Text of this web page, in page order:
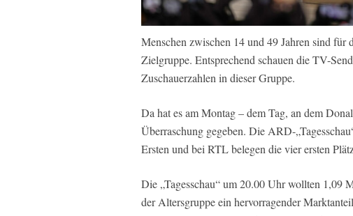
Menschen zwischen 14 und 49 Jahren sind
Zielgruppe. Entsprechend schauen die TV-
Zuschauerzahlen in dieser Gruppe.
Da hat es am Montag – dem Tag, an dem
Überraschung gegeben. Die ARD-
Ersten und bei RTL belegen die vier ersten
Die „Tagesschau“ um 20.00 Uhr wollten 1,09
der Altersgruppe ein hervorragender